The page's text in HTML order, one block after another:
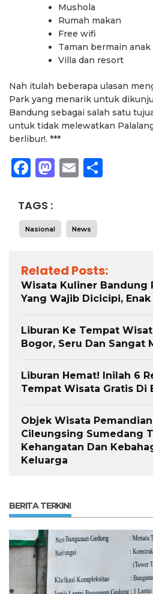
Mushola
Rumah makan
Free wifi
Taman bermain anak
Villa dan resort
Nah itulah beberapa ulasan
Park yang menarik untuk
Bandung sebagai salah satu
untuk tidak melewatkan
berlibur!. ***
Facebook
Mastodon
Email
TAGS :
Nasional News
Related Posts:
Wisata Kuliner Bandung
Yang Wajib Dicicipi, Enak
Liburan Ke Tempat
Bogor, Seru Dan Sangat
Liburan Hemat! Inilah 6
Tempat Wisata Gratis Di
Objek Wisata
Cileungsing Sumedang
Kehangatan Dan
Keluarga
BERITA TERKINI